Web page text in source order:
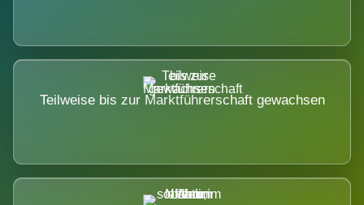
Teilweise bis zur Marktführerschaft gewachsen